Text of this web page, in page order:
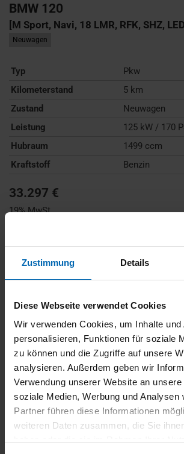
Zustimmung Details
Diese Webseite verwendet Cookies
Wir verwenden Cookies, um Inhalte und
personalisieren, Funktionen für soziale
zu können und die Zugriffe auf unsere
analysieren. Außerdem geben wir
Verwendung unserer Website an
soziale Medien, Werbung und Analysen
Partner führen diese Informationen
weiteren Daten zusammen, die Sie
BMW 120
[M Sport, Navi, 18 LMR, RFK, SHZ,
Neuwagen
Typ
Pkw
Kilometerstand
5 km
Zustand
Neuwagen
Leistung
125 kW / 170
Hubraum
1499 ccm
Kraftstoff
Benzin
33.297 €
19% MwSt.
(kombiniert):132 g/km;CO -Klasse:D